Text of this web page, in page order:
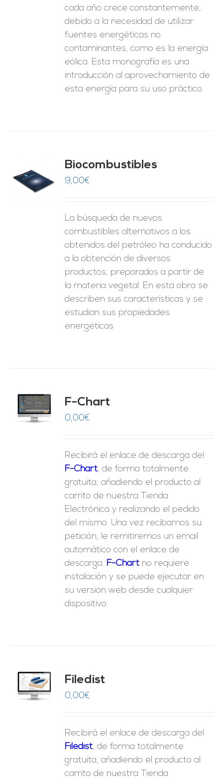
cada año crece constantemente,
debido a la necesidad de utilizar
fuentes energéticas no
contaminantes, como es la energía
eólica. Esta monografía es una
introducción al aprovechamiento de
esta energía para su uso práctico.
Biocombustibles
9,00€
La búsqueda de nuevos
combustibles alternativos a los
obtenidos del petróleo ha conducido
a la obtención de diversos
productos, preparados a partir de
la materia vegetal. En esta obra se
describen sus características y se
estudian sus propiedades
energéticas
F-Chart
0,00€
Recibirá el enlace de descarga del
F-Chart, de forma totalmente
gratuita, añadiendo el producto al
carrito de nuestra Tienda
Electrónica y realizando el pedido
del mismo. Una vez recibamos su
petición, le remitiremos un email
automático con el enlace de
descarga. F-Chart no requiere
instalación y se puede ejecutar en
su versión web desde cualquier
dispositivo.
Filedist
0,00€
Recibirá el enlace de descarga del
Filedist, de forma totalmente
gratuita, añadiendo el producto al
carrito de nuestra Tienda